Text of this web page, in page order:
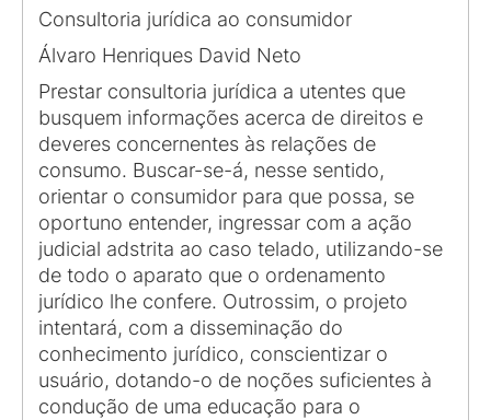
Consultoria jurídica ao consumidor
Álvaro Henriques David Neto
Prestar consultoria jurídica a utentes que
busquem informações acerca de direitos e
deveres concernentes às relações de
consumo. Buscar-se-á, nesse sentido,
orientar o consumidor para que possa, se
oportuno entender, ingressar com a ação
judicial adstrita ao caso telado, utilizando-se
de todo o aparato que o ordenamento
jurídico lhe confere. Outrossim, o projeto
intentará, com a disseminação do
conhecimento jurídico, conscientizar o
usuário, dotando-o de noções suficientes à
condução de uma educação para o